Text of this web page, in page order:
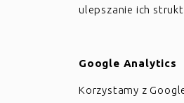
ulepszanie ich
Google Analytics
Korzystamy z